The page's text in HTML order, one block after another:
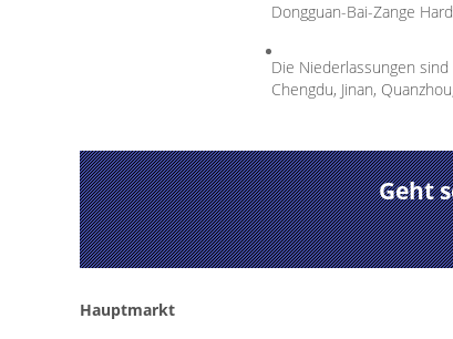
Dongguan-Bai-Zange
Die Niederlassungen sind
Chengdu, Jinan,
Geht
Hauptmarkt